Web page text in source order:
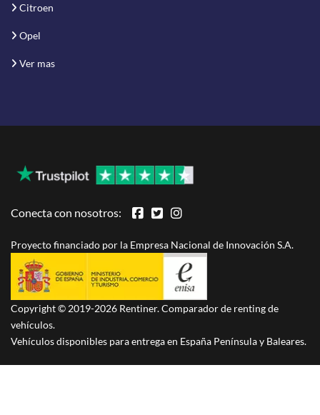
Citroen
Opel
Ver mas
Conecta con nosotros:
Proyecto financiado por la Empresa Nacional de Innovación S.A.
Copyright © 2019-2026 Rentiner. Comparador de renting de
vehículos.
Vehículos disponibles para entrega en España Península y Baleares.